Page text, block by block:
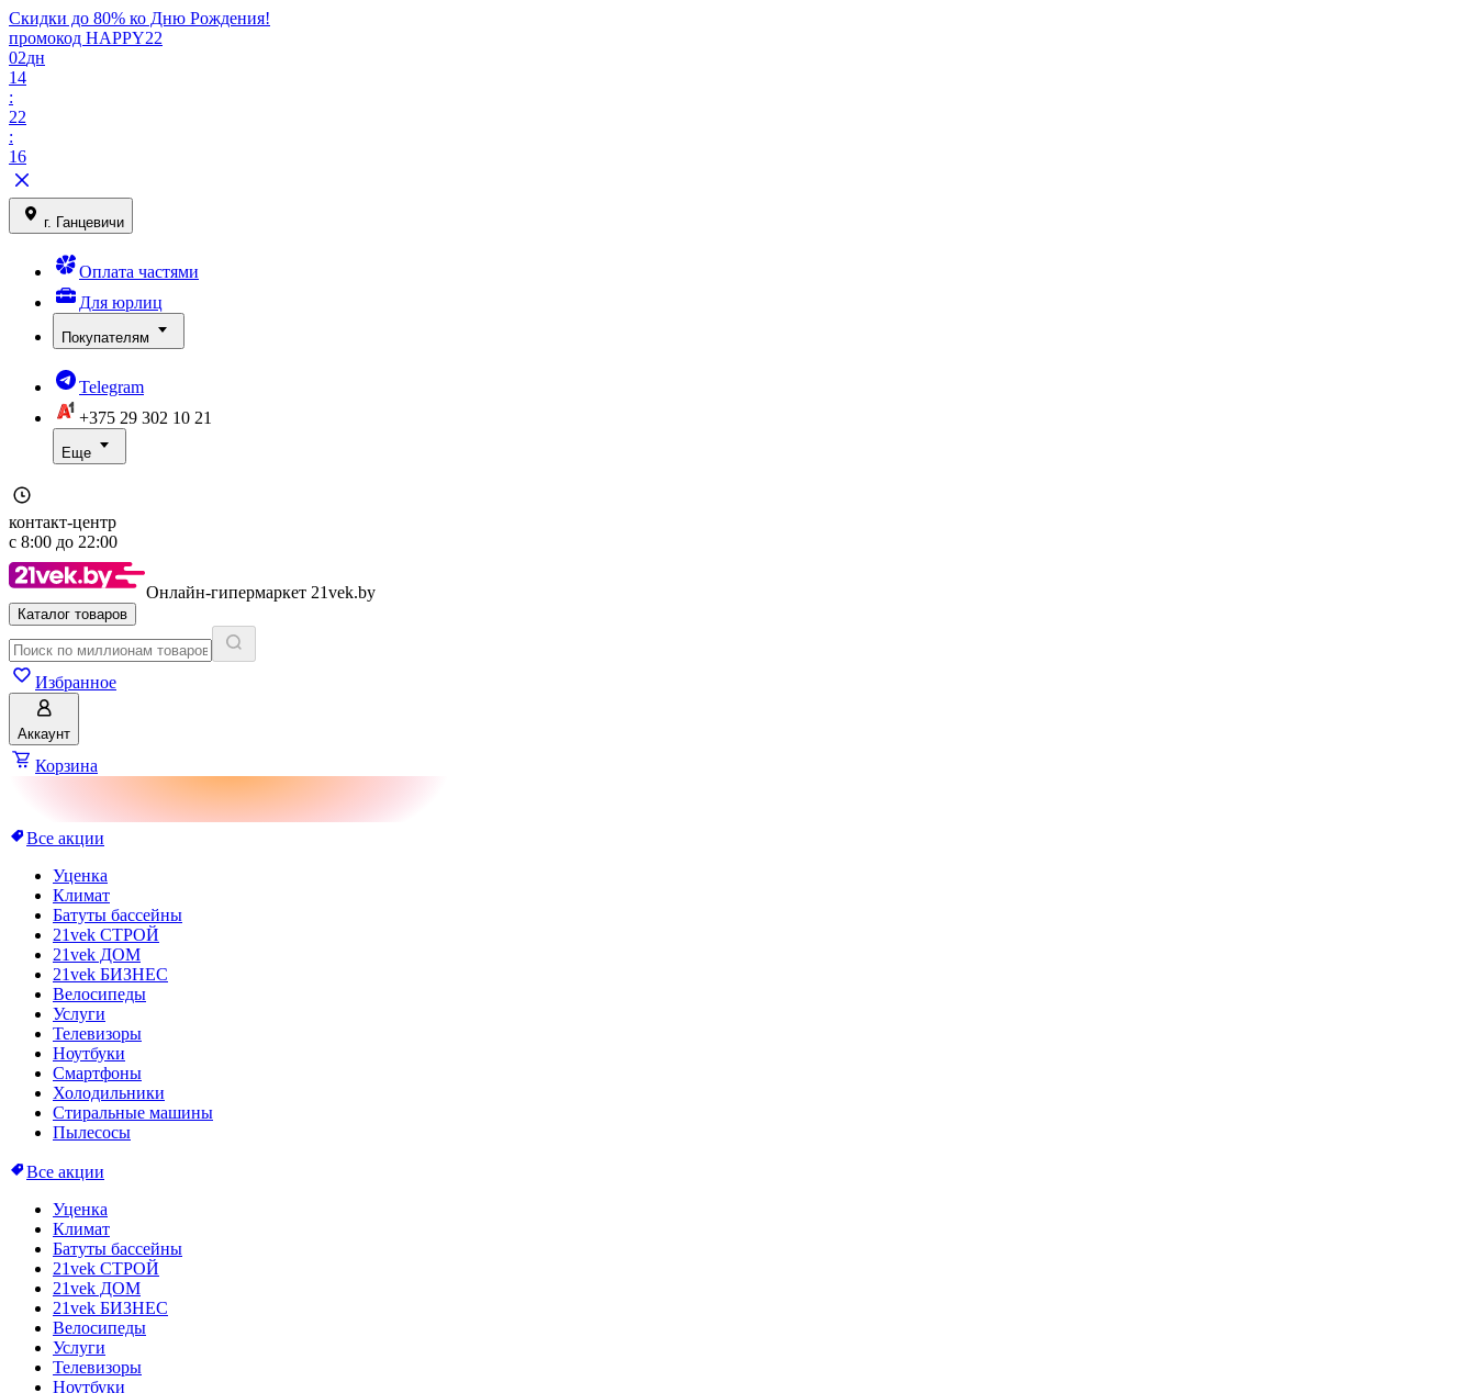
Скидки до 80% ко Дню Рождения!
промокод HAPPY22
02дн
14
:
22
:
16
г. Ганцевичи
Оплата частями
Для юрлиц
Покупателям
Telegram
+375 29 302 10 21
Еще
контакт-центр
с 8:00 до 22:00
Онлайн-гипермаркет 21vek.by
Каталог товаров
Избранное
Аккаунт
Корзина
Все акции
Уценка
Климат
Батуты бассейны
21vek СТРОЙ
21vek ДОМ
21vek БИЗНЕС
Велосипеды
Услуги
Телевизоры
Ноутбуки
Смартфоны
Холодильники
Стиральные машины
Пылесосы
Все акции
Уценка
Климат
Батуты бассейны
21vek СТРОЙ
21vek ДОМ
21vek БИЗНЕС
Велосипеды
Услуги
Телевизоры
Ноутбуки